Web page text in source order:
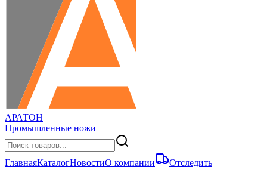
АРАТОН
Промышленные ножи
ГлавнаяКаталогНовостиО компании Отследить